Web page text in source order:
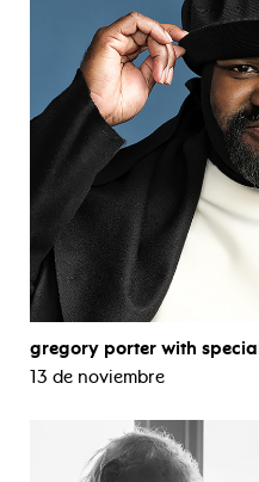
gregory porter with
13 de noviembre